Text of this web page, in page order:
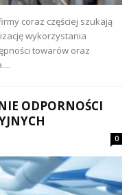
coraz częściej szukają
wykorzystania
towarów oraz
ODPORNOŚCI
0